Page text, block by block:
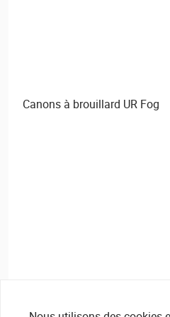
Canons à brouillard UR Fog